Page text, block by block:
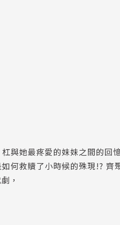
與她最疼愛的妹妹之間的回
何救贖了小時候的殊現!? 齊
，